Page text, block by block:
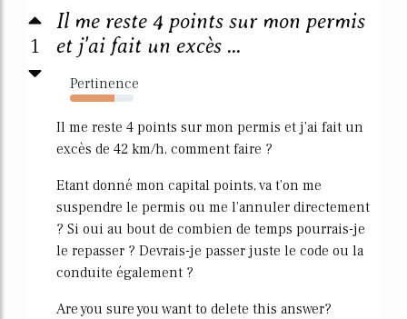
1
Il me reste 4 points sur mon permis
et j'ai fait un excès ...
Pertinence
70%
Il me reste 4 points sur mon permis et j'ai fait un
excès de 42 km/h, comment faire ?
Etant donné mon capital points, va t'on me
suspendre le permis ou me l'annuler directement
? Si oui au bout de combien de temps pourrais-je
le repasser ? Devrais-je passer juste le code ou la
conduite également ?
Are you sure you want to delete this answer?